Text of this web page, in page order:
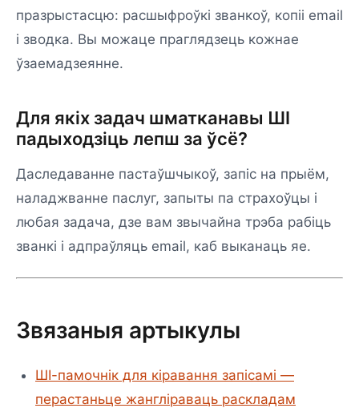
празрыстасцю: расшыфроўкі званкоў, копіі email
і зводка. Вы можаце праглядзець кожнае
ўзаемадзеянне.
Для якіх задач шматканавы ШІ
падыходзіць лепш за ўсё?
Даследаванне пастаўшчыкоў, запіс на прыём,
наладжванне паслуг, запыты па страхоўцы і
любая задача, дзе вам звычайна трэба рабіць
званкі і адпраўляць email, каб выканаць яе.
Звязаныя артыкулы
ШІ-памочнік для кіравання запісамі —
перастаньце жангліраваць раскладам